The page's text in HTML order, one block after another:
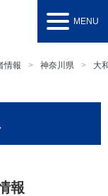
MENU
情報 神奈川県 大
報